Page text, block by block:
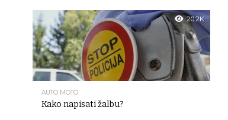
20.2K
AUTO MOTO
Kako napisati žalbu?